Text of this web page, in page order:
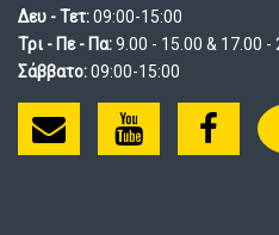
Δευ - Τετ:09:00-15:00
Τρι - Πε - Πα:9.00 - 15.00 & 17.00 -
Σάββατο:09:00-15:00